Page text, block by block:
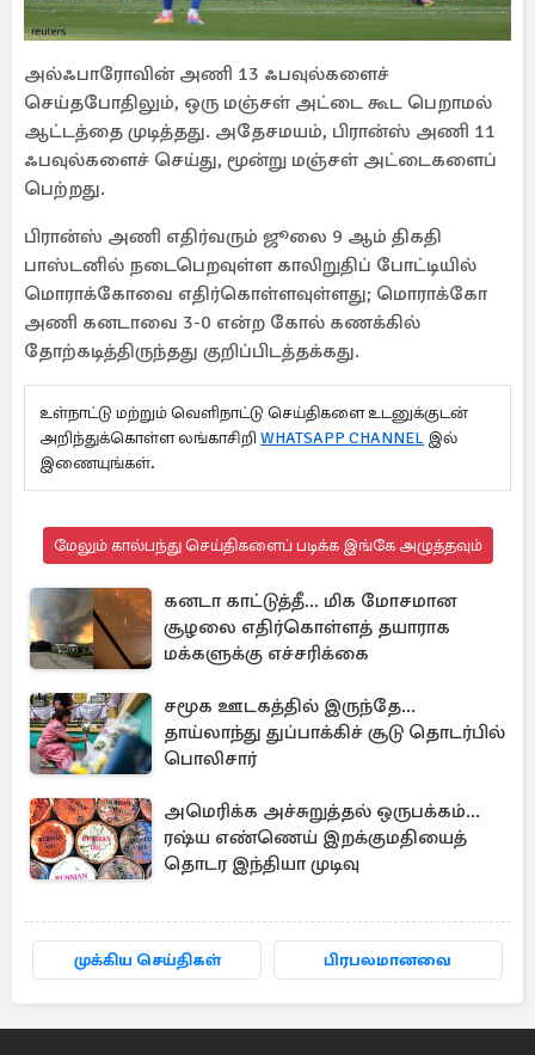
அல்ஃபாரோவின் அணி 13 ஃபவுல்களைச்
செய்தபோதிலும், ஒரு மஞ்சள் அட்டை கூட பெறாமல்
ஆட்டத்தை முடித்தது. அதேசமயம், பிரான்ஸ் அணி 11
ஃபவுல்களைச் செய்து, மூன்று மஞ்சள் அட்டைகளைப்
பெற்றது.
பிரான்ஸ் அணி எதிர்வரும் ஜூலை 9 ஆம் திகதி
பாஸ்டனில் நடைபெறவுள்ள காலிறுதிப் போட்டியில்
மொராக்கோவை எதிர்கொள்ளவுள்ளது; மொராக்கோ
அணி கனடாவை 3-0 என்ற கோல் கணக்கில்
தோற்கடித்திருந்தது குறிப்பிடத்தக்கது.
உள்நாட்டு மற்றும் வெளிநாட்டு செய்திகளை உடனுக்குடன்
அறிந்துக்கொள்ள லங்காசிறி WHATSAPP CHANNEL இல்
இணையுங்கள்.
மேலும் கால்பந்து செய்திகளைப் படிக்க இங்கே அழுத்தவும்
கனடா காட்டுத்தீ... மிக மோசமான
சூழலை எதிர்கொள்ளத் தயாராக
மக்களுக்கு எச்சரிக்கை
சமூக ஊடகத்தில் இருந்தே...
தாய்லாந்து துப்பாக்கிச் சூடு தொடர்பில்
பொலிசார்
அமெரிக்க அச்சுறுத்தல் ஒருபக்கம்...
ரஷ்ய எண்ணெய் இறக்குமதியைத்
தொடர இந்தியா முடிவு
முக்கிய செய்திகள் பிரபலமானவை